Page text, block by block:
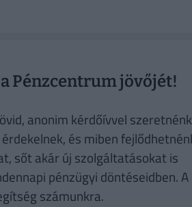
Pénzcentrum jövőjét!
anonim kérdőívvel
és miben
sőt akár új szolgáltatásokat is
pénzügyi döntéseidben.
számunkra.